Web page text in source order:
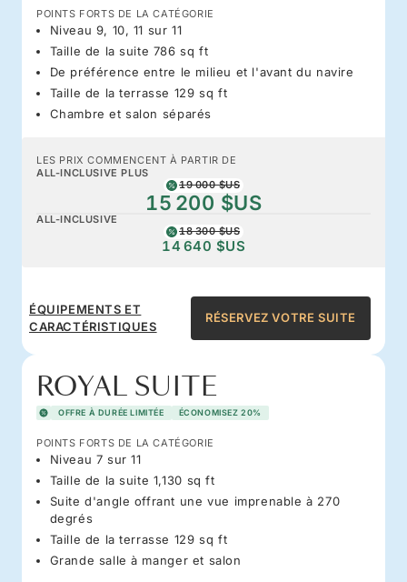
POINTS FORTS DE LA CATÉGORIE
Niveau 9, 10, 11 sur 11
Taille de la suite 786 sq ft
De préférence entre le milieu et l'avant du navire
Taille de la terrasse 129 sq ft
Chambre et salon séparés
LES PRIX COMMENCENT À PARTIR DE
ALL-INCLUSIVE PLUS
19 000 $US
15 200 $US
ALL-INCLUSIVE
18 300 $US
14 640 $US
ÉQUIPEMENTS ET
CARACTÉRISTIQUES
RÉSERVEZ VOTRE SUITE
ROYAL SUITE
OFFRE À DURÉE LIMITÉE ÉCONOMISEZ 20%
POINTS FORTS DE LA CATÉGORIE
Niveau 7 sur 11
Taille de la suite 1,130 sq ft
Suite d'angle offrant une vue imprenable à 270
degrés
Taille de la terrasse 129 sq ft
Grande salle à manger et salon